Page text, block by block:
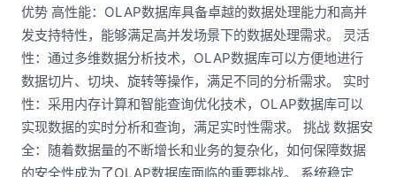
优势 高性能：OLAP数据库具备卓越的数据处理能力和高并
发支持特性，能够满足高并发场景下的数据处理需求。 灵活
性：通过多维数据分析技术，OLAP数据库可以方便地进行
数据切片、切块、旋转等操作，满足不同的分析需求。 实时
性：采用内存计算和智能查询优化技术，OLAP数据库可以
实现数据的实时分析和查询，满足实时性需求。 挑战 数据安
全：随着数据量的不断增长和业务的复杂化，如何保障数据
的安全性成为了OLAP数据库面临的重要挑战。 系统稳定